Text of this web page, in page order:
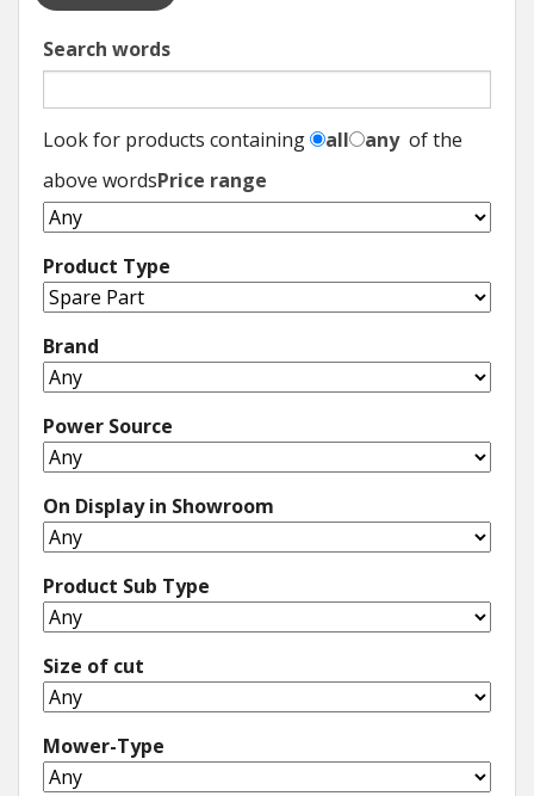
Search words
Look for products containing all anyof the
above wordsPrice range
Product Type
Brand
Power Source
On Display in Showroom
Product Sub Type
Size of cut
Mower-Type